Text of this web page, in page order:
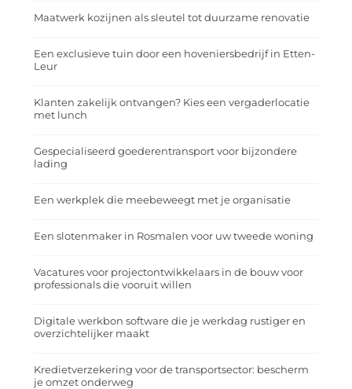
Maatwerk kozijnen als sleutel tot duurzame renovatie
Een exclusieve tuin door een hoveniersbedrijf in Etten-
Leur
Klanten zakelijk ontvangen? Kies een vergaderlocatie
met lunch
Gespecialiseerd goederentransport voor bijzondere
lading
Een werkplek die meebeweegt met je organisatie
Een slotenmaker in Rosmalen voor uw tweede woning
Vacatures voor projectontwikkelaars in de bouw voor
professionals die vooruit willen
Digitale werkbon software die je werkdag rustiger en
overzichtelijker maakt
Kredietverzekering voor de transportsector: bescherm
je omzet onderweg